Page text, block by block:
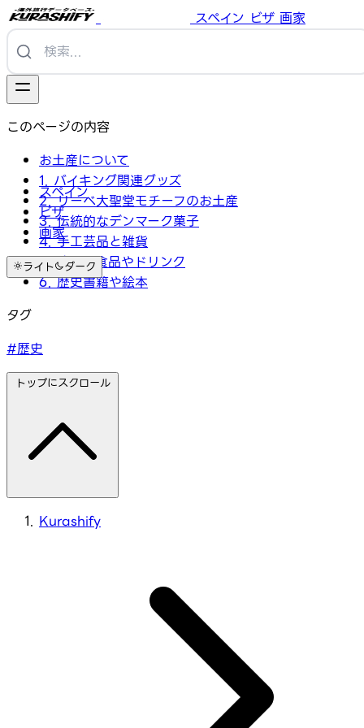
スペイン ビザ 画家
スペイン
ビザ
画家
ライト ダーク
このページの内容
お土産について
1. バイキング関連グッズ
2. リーベ大聖堂モチーフのお土産
3. 伝統的なデンマーク菓子
4. 手工芸品と雑貨
5. 地元の食品やドリンク
6. 歴史書籍や絵本
タグ
#歴史
トップにスクロール
Kurashify